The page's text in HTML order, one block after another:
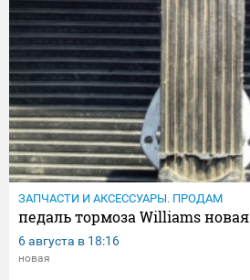
ЗАПЧАСТИ И АКСЕССУАРЫ. ПРОДАМ
педаль тормоза Williams новая
6 августа в 18:16
новая